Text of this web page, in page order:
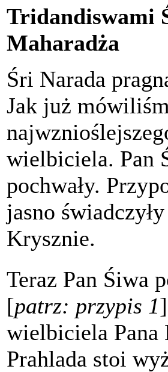
Tridandiswami
Maharadża
Śri Narada
Jak już
wielbiciela. Pan
pochwały.
jasno
Krysznie.
Teraz Pan Śiwa
[patrz: przypis 1
wielbiciela Pana
Prahlada stoi